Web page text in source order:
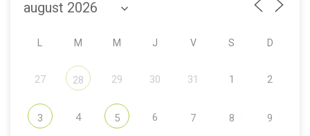
M M J V S D
27 28 29 30 31 1 2
3 4 5 6 7 8 9